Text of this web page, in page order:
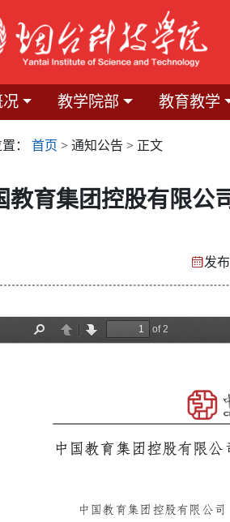
况 教学院部 教育教学
： 首页 > 通知公告 > 正文
教育集团控股有限公
发